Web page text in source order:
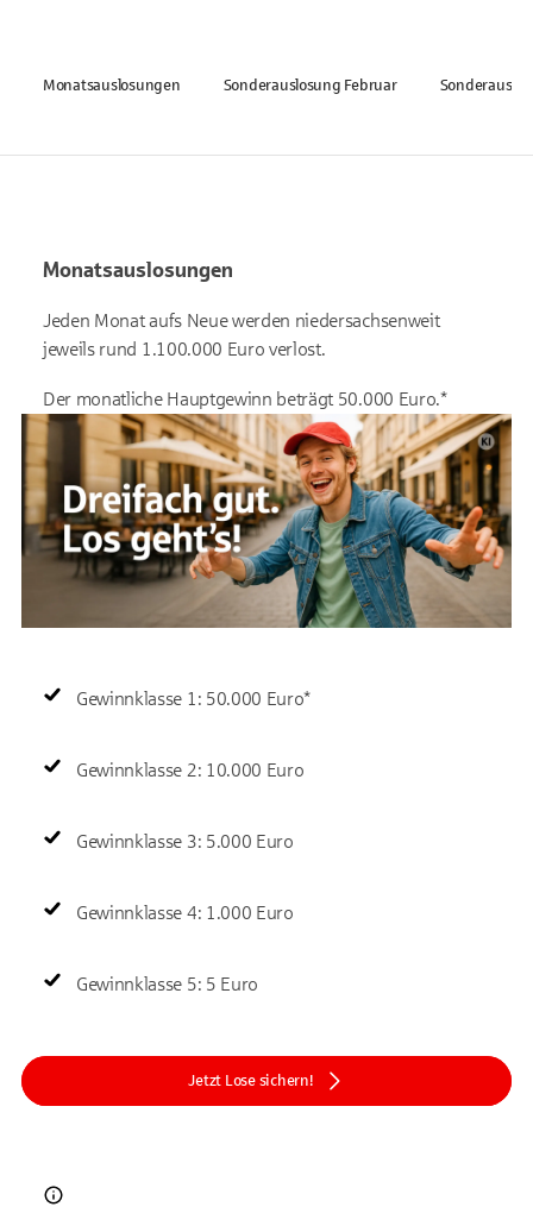
Monatsauslosungen Sonderauslosung Februar
Monatsauslosungen
Jeden Monat aufs Neue werden niedersachsenweit
jeweils rund 1.100.000 Euro verlost.
Der monatliche Hauptgewinn beträgt 50.000 Euro.*
Gewinnklasse 1: 50.000 Euro*
Gewinnklasse 2: 10.000 Euro
Gewinnklasse 3: 5.000 Euro
Gewinnklasse 4: 1.000 Euro
Gewinnklasse 5: 5 Euro
Jetzt Lose sichern!